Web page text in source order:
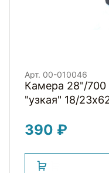
Арт. 00-010046
Камера 28"/700 спорт 48мм 00-010046
"узкая" 18/
390 ₽